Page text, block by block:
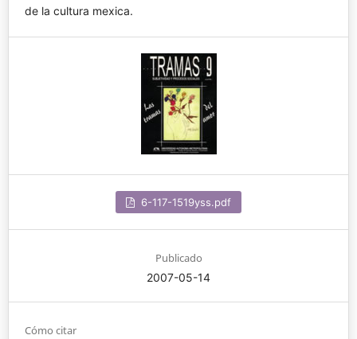
de la cultura mexica.
6-117-1519yss.pdf
Publicado
2007-05-14
Cómo citar